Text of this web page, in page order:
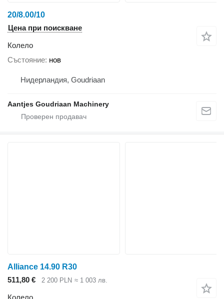
20/8.00/10
Цена при поискване
Колело
Състояние нов
Нидерландия, Goudriaan
Aantjes Goudriaan Machinery
Alliance 14.90 R30
511,80 €
2 200 PLN ≈ 1 003 лв.
Колело